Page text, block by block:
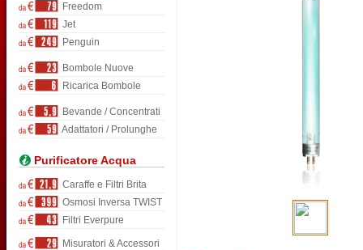
Freedom
Jet
Penguin
Bombole Nuove
Ricarica Bombole
Bevande / Concentrati
Adattatori / Prolunghe
Purificatore Acqua
Caraffe e Filtri Brita
Osmosi Inversa TWIST
Filtri Everpure
Misuratori & Accessori